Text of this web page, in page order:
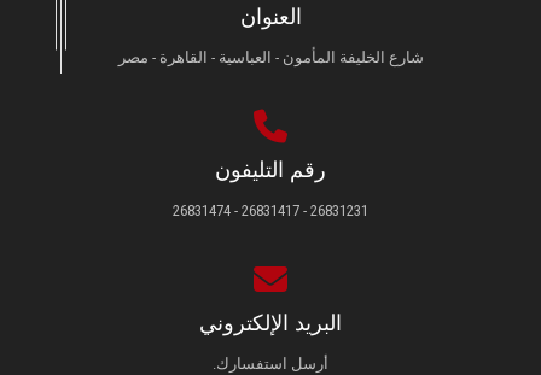
العنوان
شارع الخليفة المأمون - العباسية - القاهرة - مصر
رقم التليفون
26831231 - 26831417 - 26831474
البريد الإلكتروني
أرسل استفسارك.